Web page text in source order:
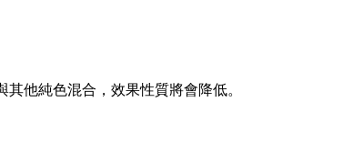
他純色混合，效果性質將會降低。